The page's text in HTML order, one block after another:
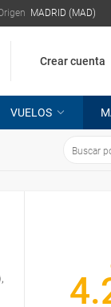
MADRID (MAD)
Crear cuenta
VUELOS